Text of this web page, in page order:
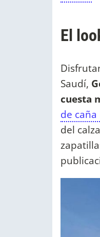
El
Saudí,
cuesta
de
del